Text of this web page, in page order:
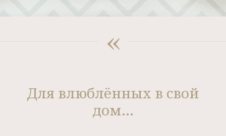
«
Для влюблённых в свой
дом...